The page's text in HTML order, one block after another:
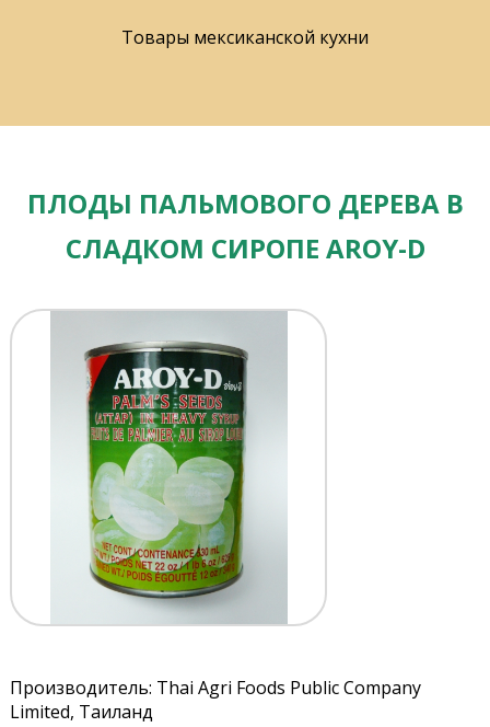
Товары мексиканской кухни
ПЛОДЫ ПАЛЬМОВОГО ДЕРЕВА В
СЛАДКОМ СИРОПЕ AROY-D
Производитель: Thai Agri Foods Public Company
Limited, Таиланд